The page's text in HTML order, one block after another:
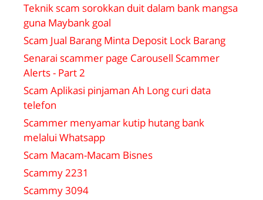
Teknik scam sorokkan duit dalam bank mangsa
guna Maybank goal
Scam Jual Barang Minta Deposit Lock Barang
Senarai scammer page Carousell Scammer
Alerts - Part 2
Scam Aplikasi pinjaman Ah Long curi data
telefon
Scammer menyamar kutip hutang bank
melalui Whatsapp
Scam Macam-Macam Bisnes
Scammy 2231
Scammy 3094